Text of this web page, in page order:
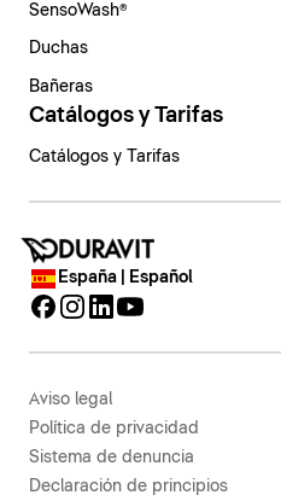
SensoWash®
Duchas
Bañeras
Catálogos y Tarifas
Catálogos y Tarifas
España | Español
Aviso legal
Política de privacidad
Sistema de denuncia
Declaración de principios